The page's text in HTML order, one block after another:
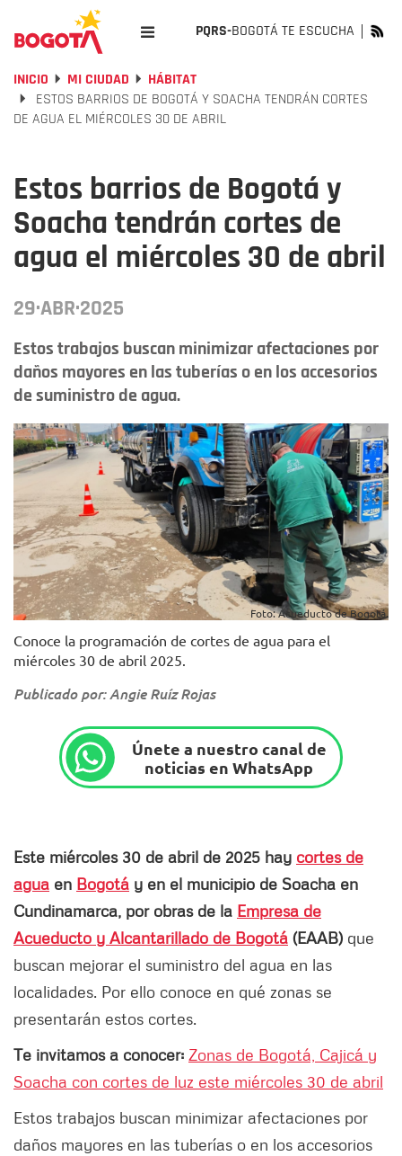
PQRS-BOGOTÁ TE ESCUCHA
INICIO MI CIUDAD
HÁBITAT
ESTOS BARRIOS DE BOGOTÁ Y SOACHA TENDRÁN CORTES
DE AGUA EL MIÉRCOLES 30 DE ABRIL
Estos barrios de Bogotá y
Soacha tendrán cortes de
agua el miércoles 30 de abril
29·ABR·2025
Estos trabajos buscan minimizar afectaciones por
daños mayores en las tuberías o en los accesorios
de suministro de agua.
Foto: Acueducto de Bogotá.
Conoce la programación de cortes de agua para el
miércoles 30 de abril 2025.
Publicado por: Angie Ruíz Rojas
Únete a nuestro canal de
noticias en WhatsApp
Este miércoles 30 de abril de 2025 hay cortes de
agua en Bogotá y en el municipio de Soacha en
Cundinamarca, por obras de la Empresa de
Acueducto y Alcantarillado de Bogotá (EAAB) que
buscan mejorar el suministro del agua en las
localidades. Por ello conoce en qué zonas se
presentarán estos cortes.
Te invitamos a conocer: Zonas de Bogotá, Cajicá y
Soacha con cortes de luz este miércoles 30 de abril
Estos trabajos buscan minimizar afectaciones por
daños mayores en las tuberías o en los accesorios